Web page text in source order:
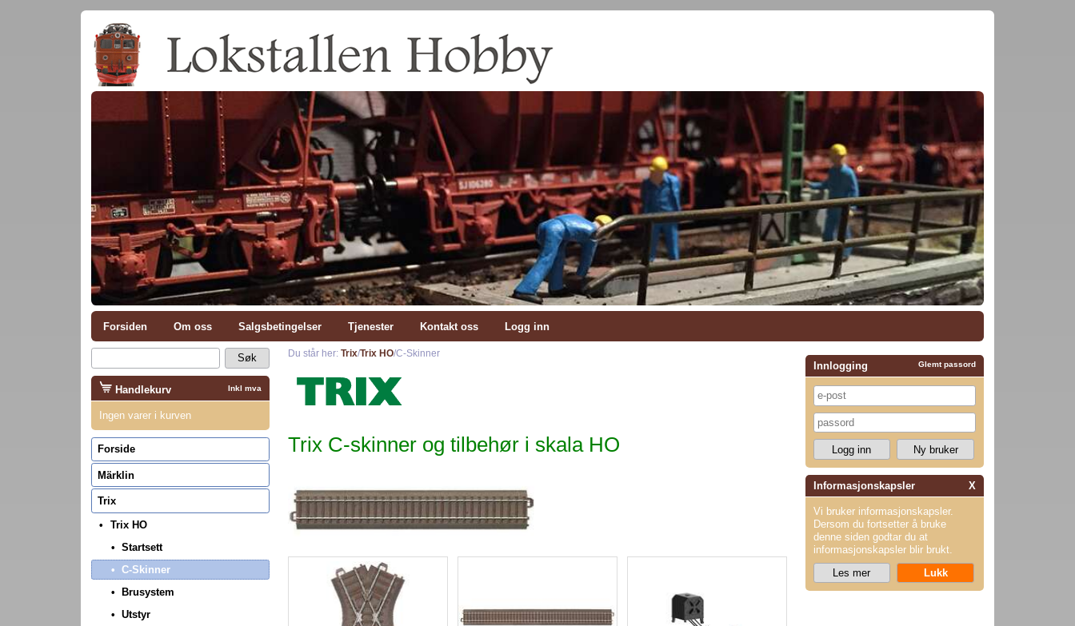
Forsiden Om oss Salgsbetingelser Tjenester Kontakt oss Logg inn
Du står her: Trix/Trix HO/C-Skinner
Trix C-skinner og tilbehør i skala HO
Inkl mva
Handlekurv
Ingen varer i kurven
Forside
Märklin
Trix
Trix HO
Startsett
C-Skinner
Brusystem
Utstyr
Glemt passord
Innlogging
Informasjonskapsler X
Vi bruker informasjonskapsler.
Dersom du fortsetter å bruke
denne siden godtar du at
informasjonskapsler blir brukt.